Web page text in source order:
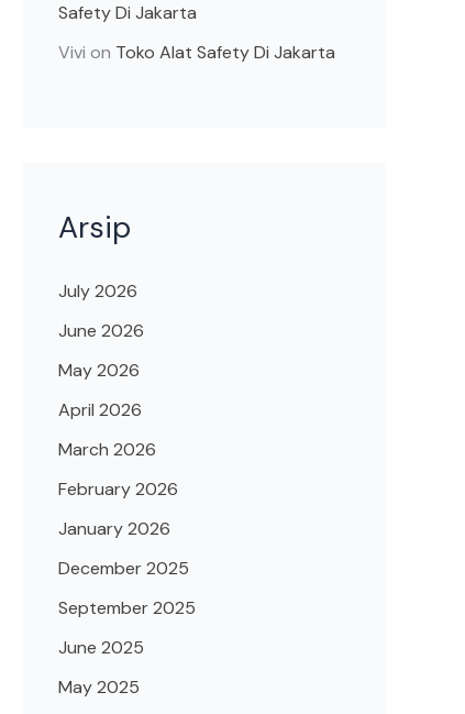
Safety Di Jakarta
Vivi on Toko Alat Safety Di Jakarta
Arsip
July 2026
June 2026
May 2026
April 2026
March 2026
February 2026
January 2026
December 2025
September 2025
June 2025
May 2025